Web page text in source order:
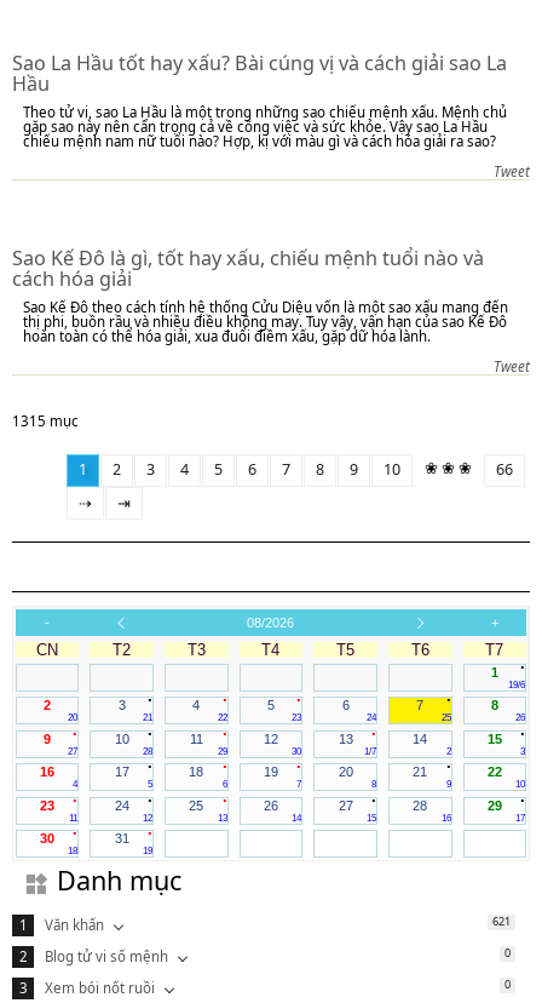
Sao La Hầu tốt hay xấu? Bài cúng vị và cách giải sao La
Hầu
Theo tử vi, sao La Hầu là một trong những sao chiếu mệnh xấu. Mệnh chủ
gặp sao này nên cẩn trọng cả về công việc và sức khỏe. Vậy sao La Hầu
chiếu mệnh nam nữ tuổi nào? Hợp, kị với màu gì và cách hóa giải ra sao?
Tweet
Sao Kế Đô là gì, tốt hay xấu, chiếu mệnh tuổi nào và
cách hóa giải
Sao Kế Đô theo cách tính hệ thống Cửu Diệu vốn là một sao xấu mang đến
thị phi, buồn rầu và nhiều điều không may. Tuy vậy, vận hạn của sao Kế Đô
hoàn toàn có thể hóa giải, xua đuổi điềm xấu, gặp dữ hóa lành.
Tweet
1315 mục
1 2 3 4 5 6 7 8 9 10 ❀ ❀ ❀
66
⇢
⇥
- 08/2026 +
CN T2 T3 T4 T5 T6 T7
.
1
19/6
2
20
.
3
21
.
4
22
.
5
23
6
24
.
7
25
8
26
.
9
27
.
10
28
.
11
29
12
30
.
13
1/7
14
2
.
15
3
16
4
.
17
5
.
18
6
.
19
7
20
8
.
21
9
22
10
.
23
11
.
24
12
.
25
13
26
14
.
27
15
28
16
.
29
17
.
30
18
.
31
19
Danh mục
Văn khấn 621
Blog tử vi số mệnh 0
Xem bói nốt ruồi 0